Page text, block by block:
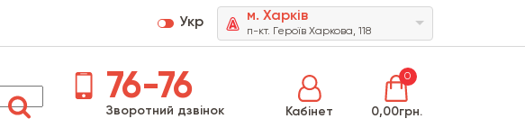
Укр м. Харків
п-кт. Героїв Харкова, 118
76-76
Зворотний дзвінок Кабінет
0
0,00грн.